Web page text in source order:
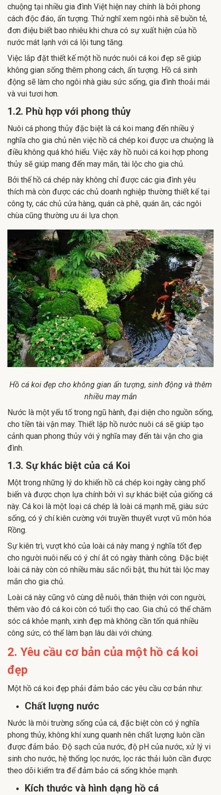
chuộng tại nhiều gia đình Việt hiện nay chính là bởi phong
cách độc đáo, ấn tượng. Thử nghĩ xem ngôi nhà sẽ buồn tẻ,
đơn điệu biết bao nhiêu khi chưa có sự xuất hiện của hồ
nước mát lạnh với cá lội tung tăng.
Việc lắp đặt thiết kế một hồ nước nuôi cá koi đẹp sẽ giúp
không gian sống thêm phong cách, ấn tượng. Hồ cá sinh
động sẽ làm cho ngôi nhà giàu sức sống, gia đình thoải mái
và vui tươi hơn.
1.2. Phù hợp với phong thủy
Nuôi cá phong thủy đặc biệt là cá koi mang đến nhiều ý
nghĩa cho gia chủ nên việc hồ cá chép koi được ưa chuộng là
điều không quá khó hiểu. Việc xây hồ nuôi cá koi hợp phong
thủy sẽ giúp mang đến may mắn, tài lộc cho gia chủ.
Bởi thế hồ cá chép này không chỉ được các gia đình yêu
thích mà còn được các chủ doanh nghiệp thường thiết kế tại
công ty, các chủ cửa hàng, quán cà phê, quán ăn, các ngôi
chùa cũng thường ưu ái lựa chọn.
Hồ cá koi đẹp cho không gian ấn tượng, sinh động và thêm
nhiều may mắn
Nước là một yếu tố trong ngũ hành, đại diện cho nguồn sống,
cho tiền tài vận may. Thiết lập hồ nước nuôi cá sẽ giúp tạo
cảnh quan phong thủy với ý nghĩa may đến tài vận cho gia
đình.
1.3. Sự khác biệt của cá Koi
Một trong những lý do khiến hồ cá chép koi ngày càng phổ
biến và được chọn lựa chính bởi vì sự khác biệt của giống cá
này. Cá koi là một loại cá chép là loài cá mạnh mẽ, giàu sức
sống, có ý chí kiên cường với truyền thuyết vượt vũ môn hóa
Rồng.
Sự kiên trì, vượt khó của loài cá này mang ý nghĩa tốt đẹp
cho người nuôi nếu có ý chí ắt có ngày thành công. Đặc biệt
loài cá này còn có nhiều màu sắc nổi bật, thu hút tài lộc may
mắn cho gia chủ.
Loài cá này cũng vô cùng dễ nuôi, thân thiện với con người,
thêm vào đó cá koi còn có tuổi thọ cao. Gia chủ có thể chăm
sóc cá khỏe mạnh, xinh đẹp mà không cần tốn quá nhiều
công sức, có thể làm bạn lâu dài với chúng.
2. Yêu cầu cơ bản của một hồ cá koi
đẹp
Một hồ cá koi đẹp phải đảm bảo các yêu cầu cơ bản như:
Chất lượng nước
Nước là môi trường sống của cá, đặc biệt còn có ý nghĩa
phong thủy, không khí xung quanh nên chất lượng luôn cần
được đảm bảo. Độ sạch của nước, độ pH của nước, xử lý vi
sinh cho nước, hệ thống lọc nước, lọc rác thải luôn cần được
theo dõi kiểm tra để đảm bảo cá sống khỏe mạnh.
Kích thước và hình dạng hồ cá